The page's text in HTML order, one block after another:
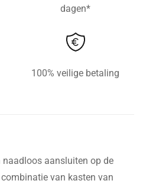
dagen*
100% veilige betaling
aansluiten op de
van kasten van